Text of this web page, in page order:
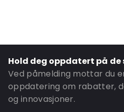
Hold deg oppdatert på
Ved påmelding mottar du
oppdatering om rabatter,
og innovasjoner.